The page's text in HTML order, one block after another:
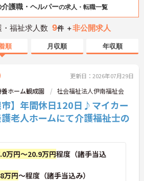
護職・ヘルパーの求人・転職一覧
福祉求人数 9件 ＋非公開求人
順 月収順 年収順
更新日：2026年07月29日
ホーム観成園 社会福祉法人伊南福祉会
市】年間休日120日♪マイカー
老人ホームにて介護福祉士の
万円～20.9万円程度（諸手当込
万円～程度（諸手当込み）